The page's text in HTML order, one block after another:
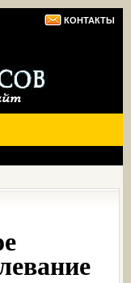
КОНТАКТЫ